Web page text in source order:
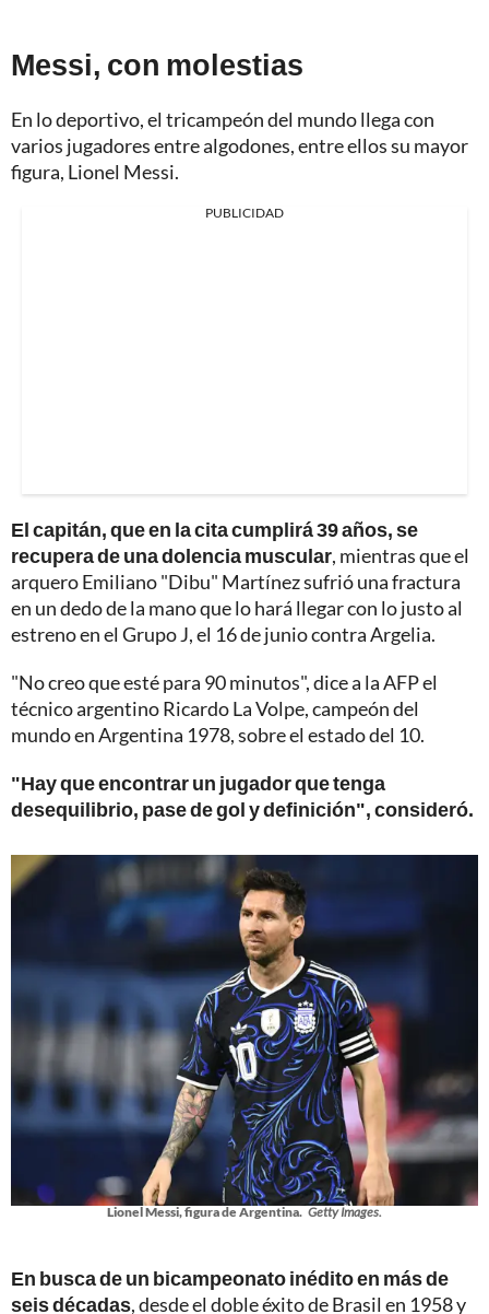
Messi, con molestias
En lo deportivo, el tricampeón del mundo llega con
varios jugadores entre algodones, entre ellos su mayor
figura, Lionel Messi.
PUBLICIDAD
El capitán, que en la cita cumplirá 39 años, se
recupera de una dolencia muscular, mientras que el
arquero Emiliano "Dibu" Martínez sufrió una fractura
en un dedo de la mano que lo hará llegar con lo justo al
estreno en el Grupo J, el 16 de junio contra Argelia.
"No creo que esté para 90 minutos", dice a la AFP el
técnico argentino Ricardo La Volpe, campeón del
mundo en Argentina 1978, sobre el estado del 10.
"Hay que encontrar un jugador que tenga
desequilibrio, pase de gol y definición", consideró.
Lionel Messi, figura de Argentina. Getty Images.
En busca de un bicampeonato inédito en más de
seis décadas, desde el doble éxito de Brasil en 1958 y